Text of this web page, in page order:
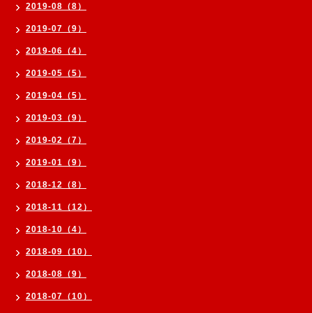
2019-08（8）
2019-07（9）
2019-06（4）
2019-05（5）
2019-04（5）
2019-03（9）
2019-02（7）
2019-01（9）
2018-12（8）
2018-11（12）
2018-10（4）
2018-09（10）
2018-08（9）
2018-07（10）